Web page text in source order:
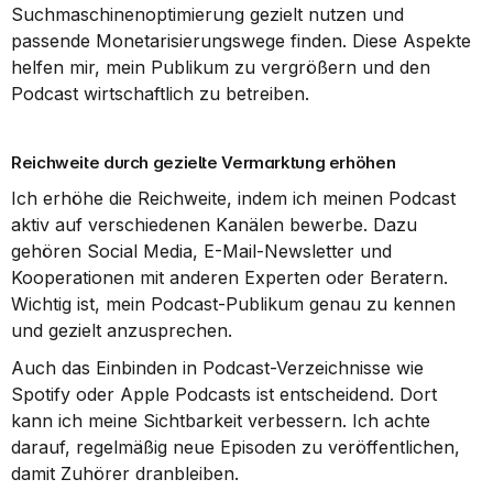
Suchmaschinenoptimierung gezielt nutzen und
passende Monetarisierungswege finden. Diese Aspekte
helfen mir, mein Publikum zu vergrößern und den
Podcast wirtschaftlich zu betreiben.
Reichweite durch gezielte Vermarktung erhöhen
Ich erhöhe die Reichweite, indem ich meinen Podcast
aktiv auf verschiedenen Kanälen bewerbe. Dazu
gehören Social Media, E-Mail-Newsletter und
Kooperationen mit anderen Experten oder Beratern.
Wichtig ist, mein Podcast-Publikum genau zu kennen
und gezielt anzusprechen.
Auch das Einbinden in Podcast-Verzeichnisse wie
Spotify oder Apple Podcasts ist entscheidend. Dort
kann ich meine Sichtbarkeit verbessern. Ich achte
darauf, regelmäßig neue Episoden zu veröffentlichen,
damit Zuhörer dranbleiben.